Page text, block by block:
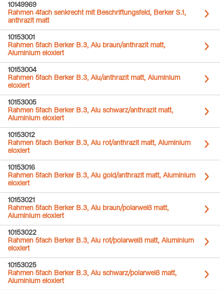
10149969
Rahmen 4fach senkrecht mit Beschriftungsfeld, Berker S.1,
anthrazit matt
10153001
Rahmen 5fach Berker B.3, Alu braun/anthrazit matt,
Aluminium eloxiert
10153004
Rahmen 5fach Berker B.3, Alu/anthrazit matt, Aluminium
eloxiert
10153005
Rahmen 5fach Berker B.3, Alu schwarz/anthrazit matt,
Aluminium eloxiert
10153012
Rahmen 5fach Berker B.3, Alu rot/anthrazit matt, Aluminium
eloxiert
10153016
Rahmen 5fach Berker B.3, Alu gold/anthrazit matt, Aluminium
eloxiert
10153021
Rahmen 5fach Berker B.3, Alu braun/polarweiß matt,
Aluminium eloxiert
10153022
Rahmen 5fach Berker B.3, Alu rot/polarweiß matt, Aluminium
eloxiert
10153025
Rahmen 5fach Berker B.3, Alu schwarz/polarweiß matt,
Aluminium eloxiert